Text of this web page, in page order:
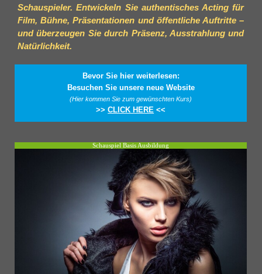
Schauspieler. Entwickeln Sie authentisches Acting für
Film, Bühne, Präsentationen und öffentliche Auftritte –
und überzeugen Sie durch Präsenz, Ausstrahlung und
Natürlichkeit.
Bevor Sie hier weiterlesen:
Besuchen Sie unsere neue Website
(Hier kommen Sie zum gewünschten Kurs)
>>CLICK HERE <<
Schauspiel Basis Ausbildung